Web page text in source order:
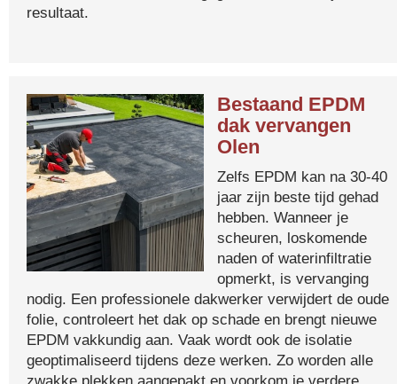
resultaat.
Bestaand EPDM
dak vervangen
Olen
Zelfs EPDM kan na 30-40
jaar zijn beste tijd gehad
hebben. Wanneer je
scheuren, loskomende
naden of waterinfiltratie
opmerkt, is vervanging
nodig. Een professionele dakwerker verwijdert de oude
folie, controleert het dak op schade en brengt nieuwe
EPDM vakkundig aan. Vaak wordt ook de isolatie
geoptimaliseerd tijdens deze werken. Zo worden alle
zwakke plekken aangepakt en voorkom je verdere